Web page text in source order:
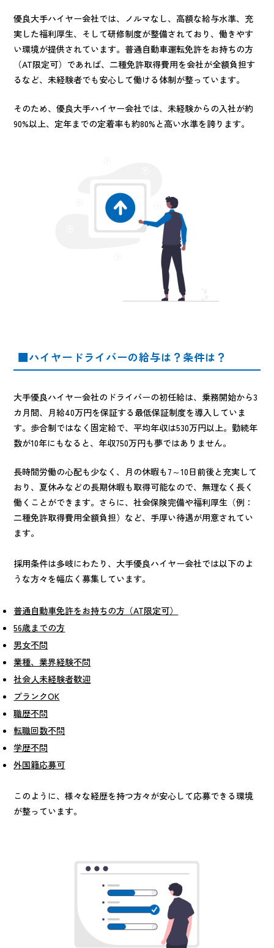
優良大手ハイヤー会社では、ノルマなし、高額な給与水準、充
実した福利厚生、そして研修制度が整備されており、働きやす
い環境が提供されています。普通自動車運転免許をお持ちの方
（AT限定可）であれば、二種免許取得費用を会社が全額負担す
るなど、未経験者でも安心して働ける体制が整っています。
そのため、優良大手ハイヤー会社では、未経験からの入社が約
90%以上、定年までの定着率も約80%と高い水準を誇ります。
■ハイヤードライバーの給与は？条件は？
大手優良ハイヤー会社のドライバーの初任給は、乗務開始から3
カ月間、月給40万円を保証する最低保証制度を導入していま
す。歩合制ではなく固定給で、平均年収は530万円以上。勤続年
数が10年にもなると、年収750万円も夢ではありません。
長時間労働の心配も少なく、月の休暇も7～10日前後と充実して
おり、夏休みなどの長期休暇も取得可能なので、無理なく長く
働くことができます。さらに、社会保険完備や福利厚生（例：
二種免許取得費用全額負担）など、手厚い待遇が用意されてい
ます。
採用条件は多岐にわたり、大手優良ハイヤー会社では以下のよ
うな方々を幅広く募集しています。
普通自動車免許をお持ちの方（AT限定可）
56歳までの方
男女不問
業種、業界経験不問
社会人未経験者歓迎
ブランクOK
職歴不問
転職回数不問
学歴不問
外国籍応募可
このように、様々な経歴を持つ方々が安心して応募できる環境
が整っています。